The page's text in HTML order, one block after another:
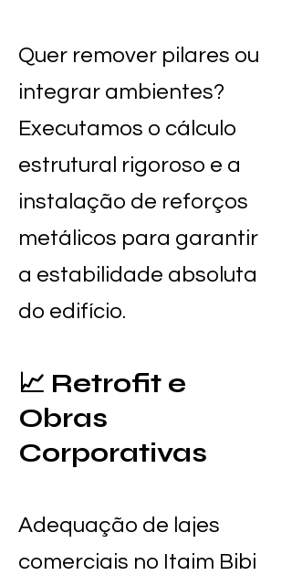
Quer remover pilares ou
integrar ambientes?
Executamos o cálculo
estrutural rigoroso e a
instalação de reforços
metálicos para garantir
a estabilidade absoluta
do edifício.
📈 Retrofit e
Obras
Corporativas
Adequação de lajes
comerciais no Itaim Bibi